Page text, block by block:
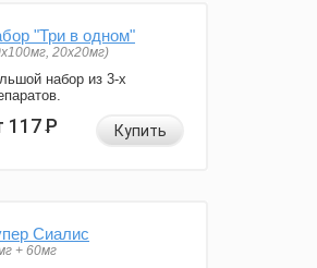
"Три в одном"
20x20мг)
набор из 3-х
117Р Купить
Сиалис
+ 60мг